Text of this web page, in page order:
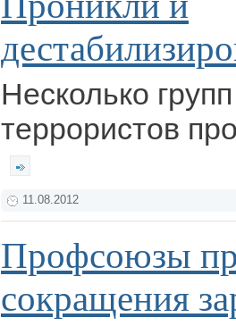
Несколько
террористов
11.08.2012
Профсоюзы
сокращения